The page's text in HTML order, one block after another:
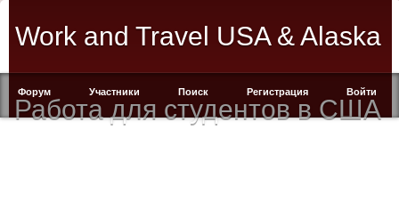
Work and Travel USA & Alaska
Работа для студентов в США
Форум Участники Поиск Регистрация Войти